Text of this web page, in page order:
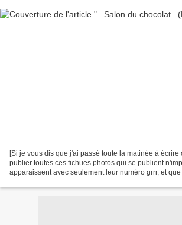
[Si je vous dis que j'ai passé toute la matinée à écrire
publier toutes ces fichues photos qui se publient
apparaissent avec seulement leur numéro grrr, et